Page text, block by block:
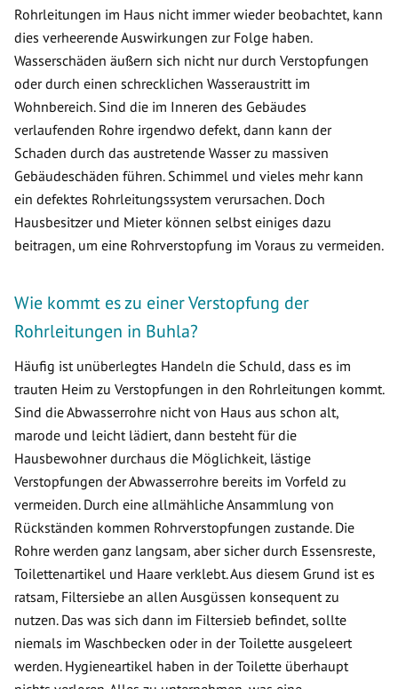
Rohrleitungen im Haus nicht immer wieder beobachtet, kann
dies verheerende Auswirkungen zur Folge haben.
Wasserschäden äußern sich nicht nur durch Verstopfungen
oder durch einen schrecklichen Wasseraustritt im
Wohnbereich. Sind die im Inneren des Gebäudes
verlaufenden Rohre irgendwo defekt, dann kann der
Schaden durch das austretende Wasser zu massiven
Gebäudeschäden führen. Schimmel und vieles mehr kann
ein defektes Rohrleitungssystem verursachen. Doch
Hausbesitzer und Mieter können selbst einiges dazu
beitragen, um eine Rohrverstopfung im Voraus zu vermeiden.
Wie kommt es zu einer Verstopfung der
Rohrleitungen in Buhla?
Häufig ist unüberlegtes Handeln die Schuld, dass es im
trauten Heim zu Verstopfungen in den Rohrleitungen kommt.
Sind die Abwasserrohre nicht von Haus aus schon alt,
marode und leicht lädiert, dann besteht für die
Hausbewohner durchaus die Möglichkeit, lästige
Verstopfungen der Abwasserrohre bereits im Vorfeld zu
vermeiden. Durch eine allmähliche Ansammlung von
Rückständen kommen Rohrverstopfungen zustande. Die
Rohre werden ganz langsam, aber sicher durch Essensreste,
Toilettenartikel und Haare verklebt. Aus diesem Grund ist es
ratsam, Filtersiebe an allen Ausgüssen konsequent zu
nutzen. Das was sich dann im Filtersieb befindet, sollte
niemals im Waschbecken oder in der Toilette ausgeleert
werden. Hygieneartikel haben in der Toilette überhaupt